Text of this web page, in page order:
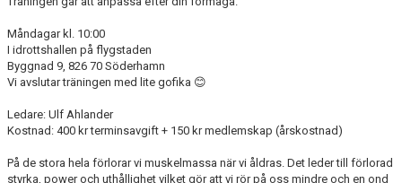
KONTAKT
Måndagar kl. 10:00
I idrottshallen på flygstaden
Byggnad 9, 826 70 Söderhamn
Vi avslutar träningen med lite gofika 😊
Ledare: Ulf Ahlander
Kostnad: 400 kr terminsavgift + 150 kr medlemskap (årskostnad)
På de stora hela förlorar vi muskelmassa när vi åldras. Det leder till förlorad
styrka, power och uthållighet vilket gör att vi rör på oss mindre och en ond